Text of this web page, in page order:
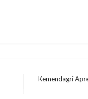
Kemendagri